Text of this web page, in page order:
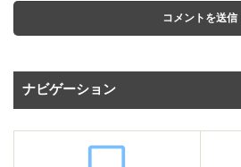
ナビゲーション